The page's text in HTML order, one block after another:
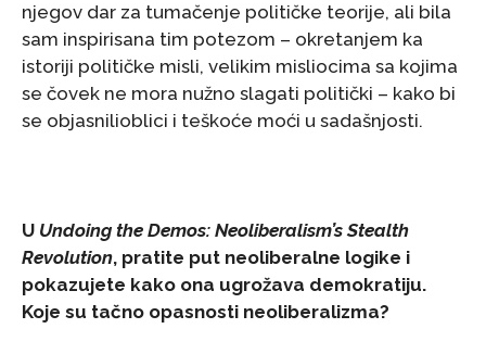
njegov dar za tumačenje političke teorije, ali bila
sam inspirisana tim potezom – okretanjem ka
istoriji političke misli, velikim misliocima sa kojima
se čovek ne mora nužno slagati politički – kako bi
se objasnilioblici i teškoće moći u sadašnjosti.
U Undoing the Demos: Neoliberalism’s Stealth
Revolution, pratite put neoliberalne logike i
pokazujete kako ona ugrožava demokratiju.
Koje su tačno opasnosti neoliberalizma?